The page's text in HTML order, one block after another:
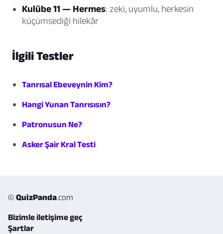
Kulübe 11 — Hermes: zeki, uyumlu, herkesin
küçümsediği hilekâr
İlgili Testler
Tanrısal Ebeveynin Kim?
Hangi Yunan Tanrısısın?
Patronusun Ne?
Asker Şair Kral Testi
© QuizPanda.com
Bizimle iletişime geç
Şartlar